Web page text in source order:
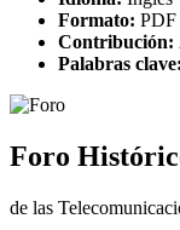
Formato: PDF
Contribución:
Palabras clave:
Foro
de las